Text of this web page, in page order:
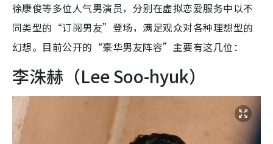
徐康俊等多位人气男演员，分别在虚拟恋爱服务中以不
同类型的“订阅男友”登场，满足观众对各种理想型的
幻想。目前公开的“豪华男友阵容”主要有这几位：
李洙赫（Lee Soo-hyuk）